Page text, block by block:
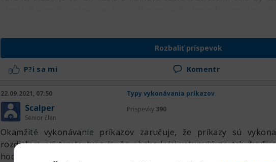
바이비트는 활발한 사용자 커뮤니티와 지원 시스템을 운영하여 거래자들
다. 공식 웹사이트와 소셜 미디어를 통해 업데이트와 교육 자료가 지속적
여러 언어로 문의를 처리합니다.
바이비트는 다양한 기능과 안전성을 갖춘 암호화폐 거래소로, 많은 트레
니다. 초보자와 경험이 풍부한 트레이더 모두에게 유용한 플랫폼으로, 암호
딛고자 하는 이들에게 강력하게 추천할 수 있습니다. 그러나 모든 거래에
학습하고 신중하게 접근하는 것이 중요합니다.
Rozbaliť príspevok
P?i sa mi Komentr
22.09.2021, 07:50 Typy vykonávania príkazov
Scalper
Senior člen
Príspevky 390
Okamžité vykonávanie príkazov zaručuje, že príkazy sú
rozdielom pri tomto type je, že obchodníci vstupujú na trh, keď
hodnotu. Obchody sú vykonané za cenu, ktorú si obchodník